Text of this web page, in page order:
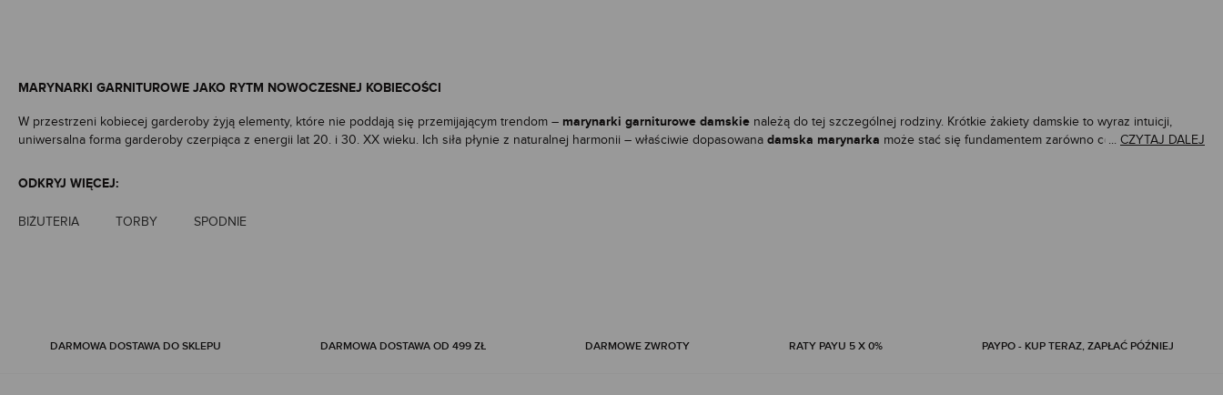
MARYNARKI GARNITUROWE JAKO RYTM NOWOCZESNEJ KOBIECOŚCI
W przestrzeni kobiecej garderoby żyją elementy, które nie poddają się przemijającym trendom – marynarki garniturowe damskie należą do tej szczególnej rodziny. Krótkie żakiety damskie to wyraz intuicji,
uniwersalna forma garderoby czerpiąca z energii lat 20. i 30. XX wieku. Ich siła płynie z naturalnej harmonii – właściwie dopasowana damska marynarka może stać się fundamentem zarówno codziennej
naszej kolekcjiodnajdziesz formy, które współbrzmią z sylwetką, wprowadzają wyrafinowany akcent do prostych zestawień i dodają wewnętrznej pewności w najważniejszych chwilach.
celebracji. Z kolei współczesne damskie marynarki w intensywnych barwach, takich jak fuksja, zieleń czy kobalt, pozwolą wyróżnić się w casualowych kompozycjach i dodać energii codziennym zestawieniom.
... CZYTAJ DALEJ
ODKRYJ WIĘCEJ:
BIŻUTERIA TORBY SPODNIE
DARMOWA DOSTAWA DO SKLEPU DARMOWA DOSTAWA OD 499 ZŁ DARMOWE ZWROTY RATY PAYU 5 X 0% PAYPO - KUP TERAZ, ZAPŁAĆ PÓŹNIEJ